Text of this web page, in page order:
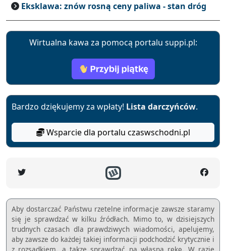
Eksklawa: znów rosną ceny paliwa - stan dróg
Wirtualna kawa za pomocą portalu suppi.pl:
Bardzo dziękujemy za wpłaty! Lista darczyńców.
Wsparcie dla portalu czaswschodni.pl
Aby dostarczać Państwu rzetelne informacje zawsze staramy
się je sprawdzać w kilku źródłach. Mimo to, w dzisiejszych
trudnych czasach dla prawdziwych wiadomości, apelujemy,
aby zawsze do każdej takiej informacji podchodzić krytycznie i